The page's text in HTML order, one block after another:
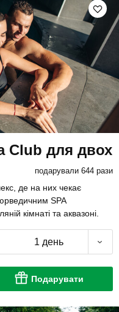
Club для двох
подарували 644 рази
де на них чекає
SPA
кімнаті та аквазоні.
1 день
Подарувати